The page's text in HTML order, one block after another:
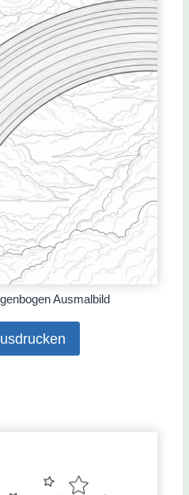
Ausmalbild